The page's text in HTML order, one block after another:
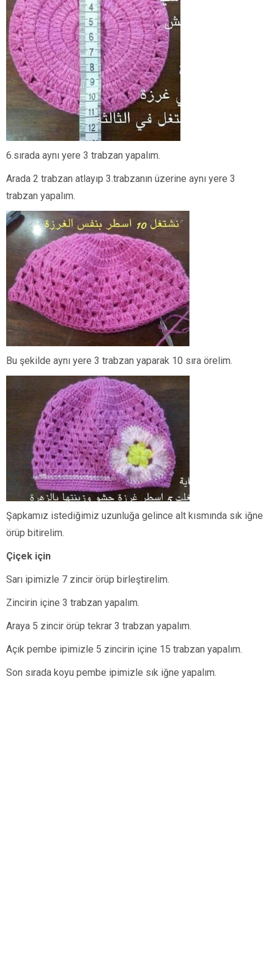
6.sırada aynı yere 3 trabzan yapalım.
Arada 2 trabzan atlayıp 3.trabzanın üzerine aynı yere 3
trabzan yapalım.
Bu şekilde aynı yere 3 trabzan yaparak 10 sıra örelim.
Şapkamız istediğimiz uzunluğa gelince alt kısmında sık iğne
örüp bitirelim.
Çiçek için
Sarı ipimizle 7 zincir örüp birleştirelim.
Zincirin içine 3 trabzan yapalım.
Araya 5 zincir örüp tekrar 3 trabzan yapalım.
Açık pembe ipimizle 5 zincirin içine 15 trabzan yapalım.
Son sırada koyu pembe ipimizle sık iğne yapalım.